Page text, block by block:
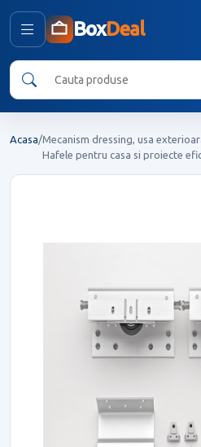
BoxDeal
Acasa/Mecanism dressing, usa
Hafele pentru casa si proiecte